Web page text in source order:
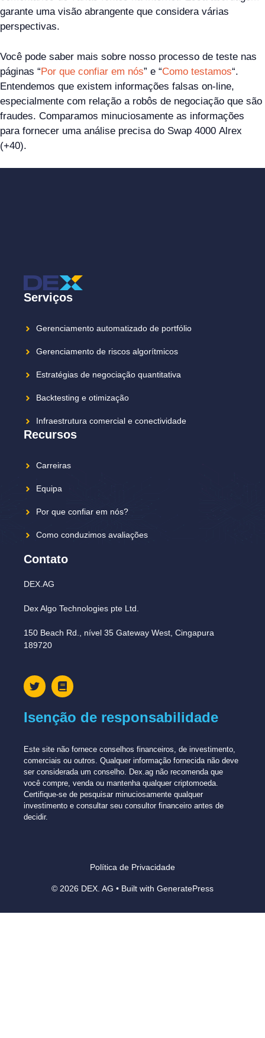
garante uma visão abrangente que considera várias
perspectivas.
Você pode saber mais sobre nosso processo de teste nas
páginas “Por que confiar em nós” e “Como testamos“.
Entendemos que existem informações falsas on-line,
especialmente com relação a robôs de negociação que são
fraudes. Comparamos minuciosamente as informações
para fornecer uma análise precisa do Swap 4000 Alrex
(+40).
Serviços
Gerenciamento automatizado de portfólio
Gerenciamento de riscos algorítmicos
Estratégias de negociação quantitativa
Backtesting e otimização
Infraestrutura comercial e conectividade
Recursos
Carreiras
Equipa
Por que confiar em nós?
Como conduzimos avaliações
Contato
DEX.AG
Dex Algo Technologies pte Ltd.
150 Beach Rd., nível 35 Gateway West, Cingapura
189720
Isenção de responsabilidade
Este site não fornece conselhos financeiros, de investimento,
comerciais ou outros. Qualquer informação fornecida não deve
ser considerada um conselho. Dex.ag não recomenda que
você compre, venda ou mantenha qualquer criptomoeda.
Certifique-se de pesquisar minuciosamente qualquer
investimento e consultar seu consultor financeiro antes de
decidir.
Política de Privacidade
© 2026 DEX. AG • Built with GeneratePress